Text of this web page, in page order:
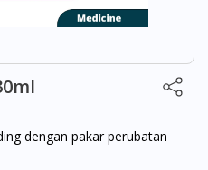
dengan pakar perubatan